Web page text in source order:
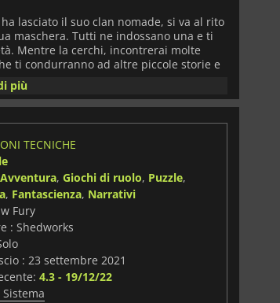
lasciato il suo clan nomade, si va al rito
maschera. Tutti ne indossano una e ti
Mentre la cerchi, incontrerai molte
ti condurranno ad altre piccole storie e
dalla storia e gli enigmi vi
quando si decide di aver trovato ciò
più
TECNICHE
Avventura, Giochi di ruolo, Puzzle,
, Fantascienza, Narrativi
Fury
: Shedworks
: 23 settembre 2021
4.3 - 19/12/22